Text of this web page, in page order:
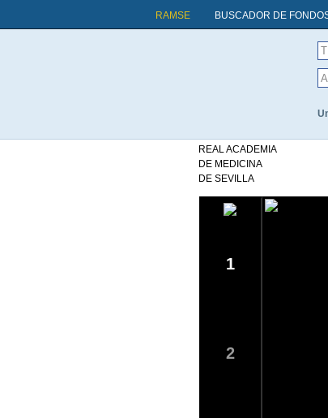
RAMSE BUSCADOR DE
REAL ACADEMIA
DE MEDICINA
DE SEVILLA
1
2